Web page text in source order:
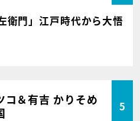
衛門」江戸時代から大悟
コ＆有吉 かりそめ
5